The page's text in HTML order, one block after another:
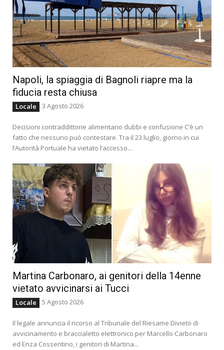
Napoli, la spiaggia di Bagnoli riapre ma la
fiducia resta chiusa
Locale 3 Agosto 2026
Decisioni contraddittorie alimentano dubbi e confusione C’è un
fatto che nessuno può contestare. Tra il 23 luglio, giorno in cui
l’Autorità Portuale ha vietato l’accesso...
Martina Carbonaro, ai genitori della 14enne
vietato avvicinarsi ai Tucci
Locale 5 Agosto 2026
Il legale annuncia il ricorso al Tribunale del Riesame Divieto di
avvicinamento e braccialetto elettronico per Marcello Carbonaro
ed Enza Cossentino, i genitori di Martina...